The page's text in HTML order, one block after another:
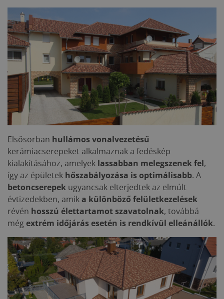
Elsősorban hullámos vonalvezetésű
kerámiacserepeket alkalmaznak a fedéskép
kialakításához, amelyek lassabban melegszenek fel,
így az épületek hőszabályozása is optimálisabb. A
betoncserepek ugyancsak elterjedtek az elmúlt
évtizedekben, amika különböző felületkezelések
révén hosszú élettartamot szavatolnak, továbbá
mégextrém időjárás esetén is rendkívül elleánállók.